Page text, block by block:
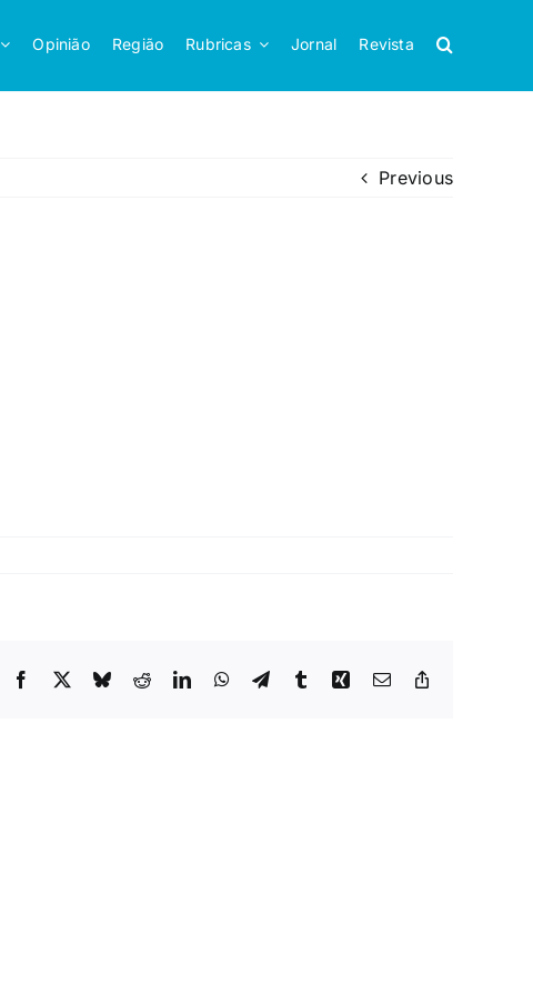
Opinião Região Rubricas Jornal Revista
Previous
Facebook
X BlueskyRedditLinkedInWhatsApp
TelegramTumblrXing Email